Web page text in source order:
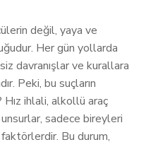
değil, yaya ve
Her gün yollarda
davranışlar ve kurallara
Peki, bu suçların
ihlali, alkollü araç
sadece bireyleri
Bu durum,